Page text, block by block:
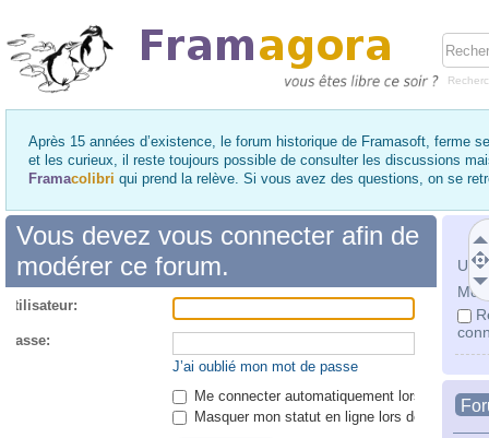
Après 15 années d’existence, le forum historique de Framasoft, ferme
et les curieux, il reste toujours possible de consulter les discussions
Framacolibri qui prend la relève. Si vous avez des questions, on se
Mot
Vous devez vous connecter afin de
modérer ce forum.
passe:
J’ai oublié mon mot de passe
Me connecter automatiquement lors de
Masquer mon statut en ligne lors de cette